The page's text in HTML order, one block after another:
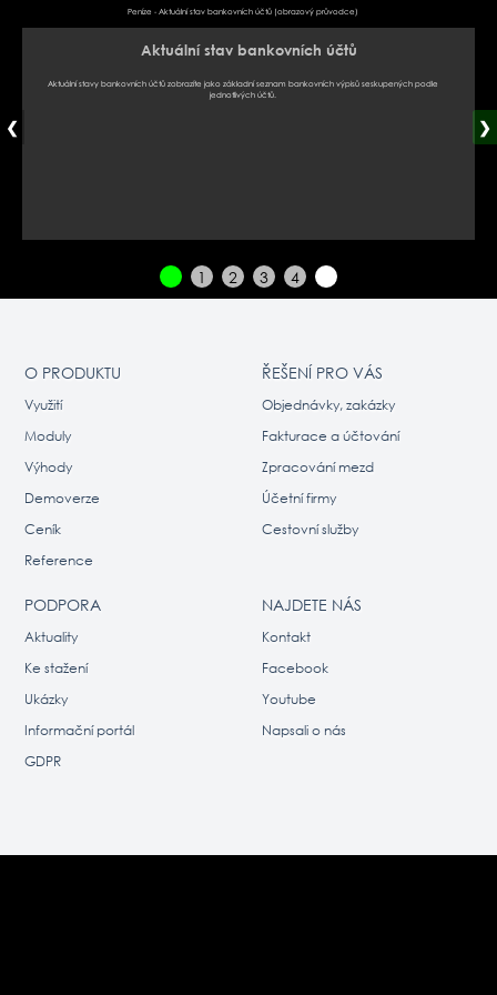
Peníze - Aktuální stav bankovních účtů (obrazový průvodce)
Aktuální stav bankovních účtů
Aktuální stavy bankovních účtů zobrazíte jako základní seznam bankovních výpisů seskupených podle
jednotlivých účtů.
❮ ❯
1 2 3 4
O PRODUKTU
Využití
Moduly
Výhody
Demoverze
Ceník
Reference
ŘEŠENÍ PRO VÁS
Objednávky, zakázky
Fakturace a účtování
Zpracování mezd
Účetní firmy
Cestovní služby
PODPORA
Aktuality
Ke stažení
Ukázky
Informační portál
GDPR
NAJDETE NÁS
Kontakt
Facebook
Youtube
Napsali o nás